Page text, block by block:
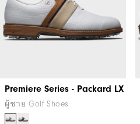
Premiere Series - Packard LX
ผู้ชาย Golf Shoes